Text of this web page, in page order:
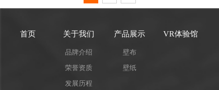
首页 关于我们
品牌介绍
荣誉资质
发展历程
产品展示
壁布
壁纸
VR体验馆